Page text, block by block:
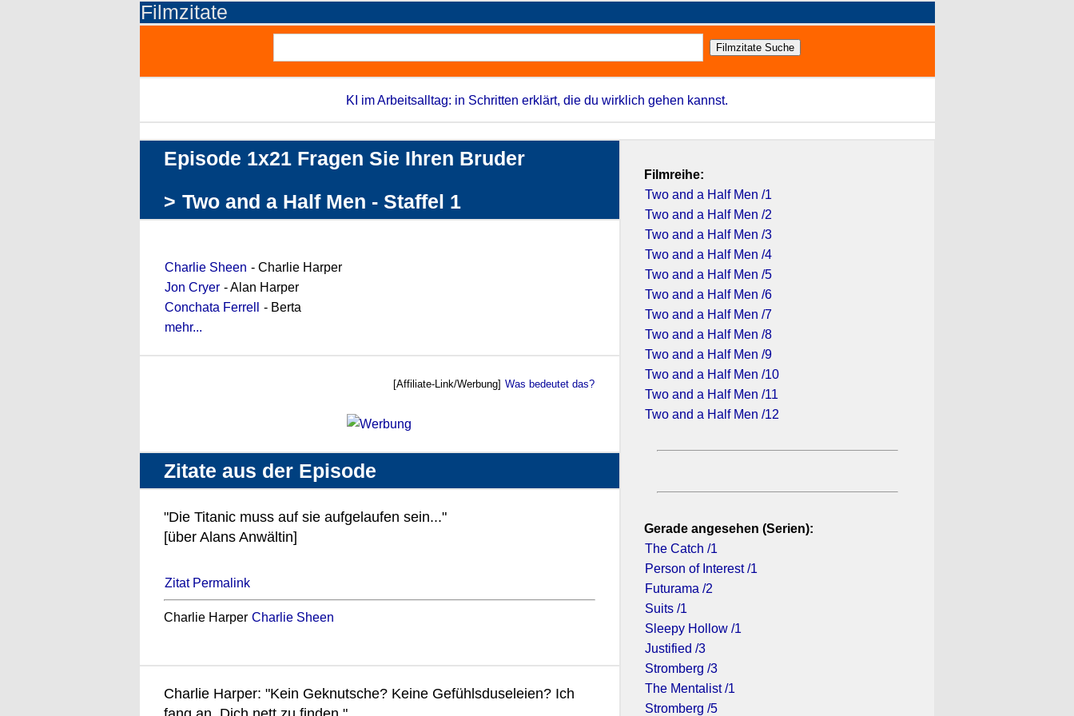
Filmzitate
KI im Arbeitsalltag: in Schritten erklärt, die du wirklich gehen kannst.
Episode 1x21 Fragen Sie Ihren Bruder
> Two and a Half Men - Staffel 1
Charlie Sheen - Charlie Harper
Jon Cryer - Alan Harper
Conchata Ferrell
- Berta
mehr...
[Affiliate-Link/Werbung] Was bedeutet das?
Zitate aus der Episode
"Die Titanic muss auf sie aufgelaufen sein..."
[über Alans Anwältin]
Zitat Permalink
Charlie Harper Charlie Sheen
Charlie Harper: "Kein Geknutsche? Keine Gefühlsduseleien? Ich
Filmreihe:
Two and a Half Men /1
Two and a Half Men /2
Two and a Half Men /3
Two and a Half Men /4
Two and a Half Men /5
Two and a Half Men /6
Two and a Half Men /7
Two and a Half Men /8
Two and a Half Men /9
Two and a Half Men /10
Two and a Half Men /11
Two and a Half Men /12
Gerade angesehen (Serien):
The Catch /1
Person of Interest /1
Futurama /2
Suits /1
Sleepy Hollow /1
Justified /3
Stromberg /3
The Mentalist /1
Stromberg /5